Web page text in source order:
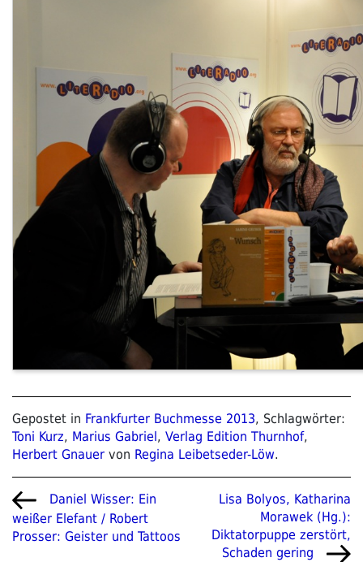
Gepostet in Frankfurter Buchmesse 2013, Schlagwörter:
Toni Kurz, Marius Gabriel, Verlag Edition Thurnhof,
Herbert Gnauer von Regina Leibetseder-Löw.
Beitragsnavigation
Vorheriger
Beitrag
Daniel Wisser: Ein
weißer Elefant / Robert
Prosser: Geister und Tattoos
Nächster
Lisa Bolyos, Katharina
Morawek (Hg.):
Diktatorpuppe zerstört,
Schaden gering